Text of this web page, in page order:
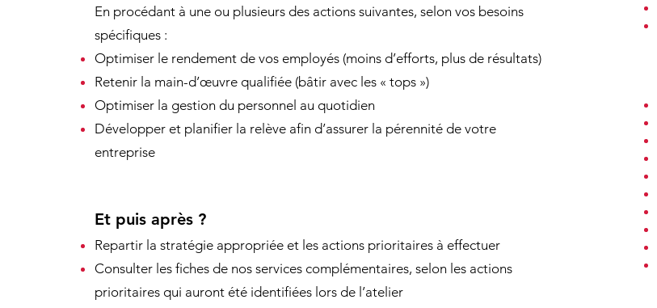
En procédant à une ou plusieurs des actions suivantes, selon vos besoins
spécifiques :
Optimiser le rendement de vos employés (moins d’efforts, plus de résultats)
Retenir la main-d’œuvre qualifiée (bâtir avec les « tops »)
Optimiser la gestion du personnel au quotidien
Développer et planifier la relève afin d’assurer la pérennité de votre
entreprise
Repartir la stratégie appropriée et les actions prioritaires à effectuer
Consulter les fiches de nos services complémentaires, selon les actions
prioritaires qui auront été identifiées lors de l’atelier
Et puis après ?